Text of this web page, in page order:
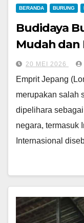
BERANDA BURUNG
Budidaya
Mudah
20 MEI 2026
Emprit Jepang
merupakan salah
dipelihara
negara, termasuk
Internasional